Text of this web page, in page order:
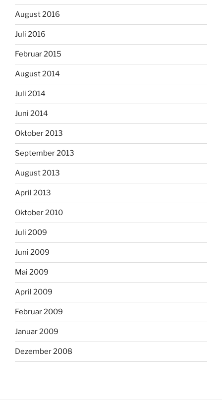
August 2016
Juli 2016
Februar 2015
August 2014
Juli 2014
Juni 2014
Oktober 2013
September 2013
August 2013
April 2013
Oktober 2010
Juli 2009
Juni 2009
Mai 2009
April 2009
Februar 2009
Januar 2009
Dezember 2008